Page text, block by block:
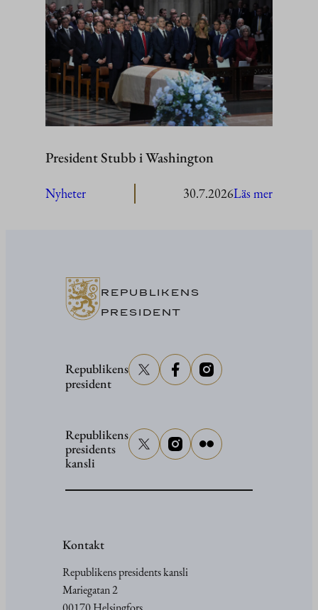
besöker
President Stubb i Washington
Nyheter 30.7.2026Läs mer:
REPUBLIKENS
PRESIDENT
Republikens
president
Republikens
presidents
kansli
Kontakt
Republikens presidents kansli
Mariegatan 2